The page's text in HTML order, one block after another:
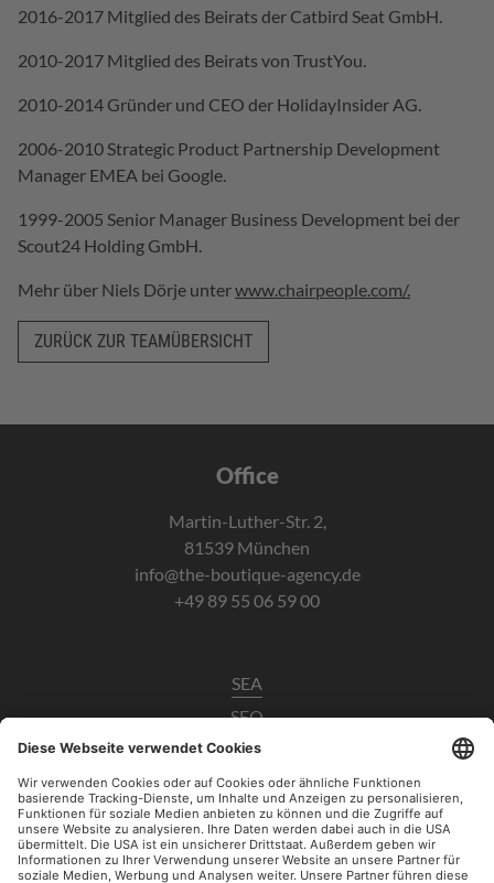
2016-2017 Mitglied des Beirats der Catbird Seat GmbH.
2010-2017 Mitglied des Beirats von TrustYou.
2010-2014 Gründer und CEO der HolidayInsider AG.
2006-2010 Strategic Product Partnership Development
Manager EMEA bei Google.
1999-2005 Senior Manager Business Development bei der
Scout24 Holding GmbH.
Mehr über Niels Dörje unterwww.chairpeople.com/.
ZURÜCK ZUR TEAMÜBERSICHT
Office
Martin-Luther-Str. 2,
81539 München
info@the-boutique-agency.de
+49 89 55 06 59 00
SEA
SEO
Data Analytics
UX / CRO
Paid Social